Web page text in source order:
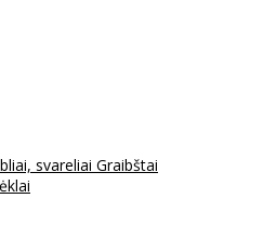
svareliai Graibštai